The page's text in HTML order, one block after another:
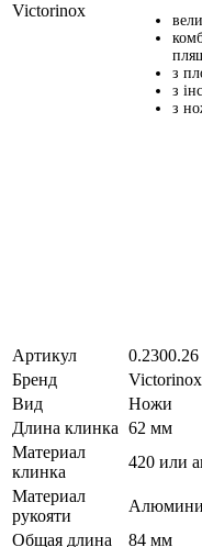
Victorinox
з
з
з
Артикул
0.2300.26
Бренд
Victorinox
Вид
Ножи
Длина клинка 62 мм
Материал
клинка
420 или
Материал
рукояти
Общая длина
84 мм